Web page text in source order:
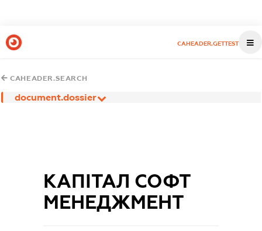
CAHEADER.GETTEST
CAHEADER.SEARCH
document.dossier
КАПІТАЛ СОФТ
МЕНЕДЖМЕНТ